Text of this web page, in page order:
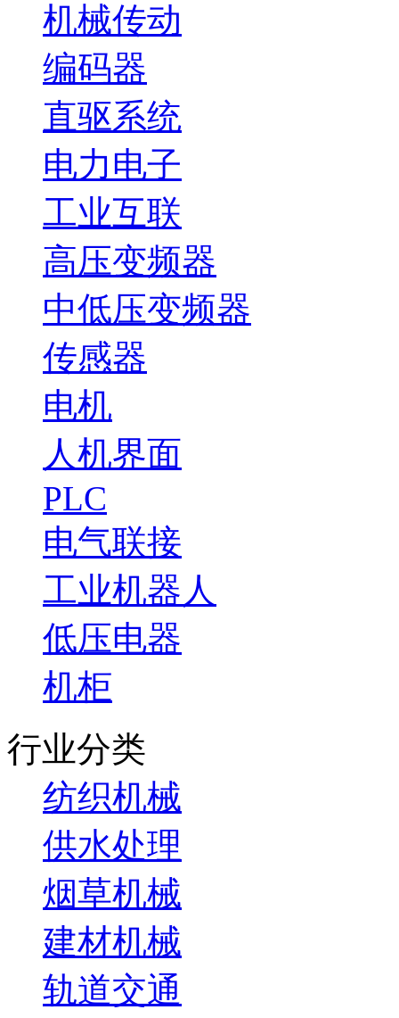
机械传动
编码器
直驱系统
电力电子
工业互联
高压变频器
中低压变频器
传感器
电机
人机界面
PLC
电气联接
工业机器人
低压电器
机柜
行业分类
纺织机械
供水处理
烟草机械
建材机械
轨道交通